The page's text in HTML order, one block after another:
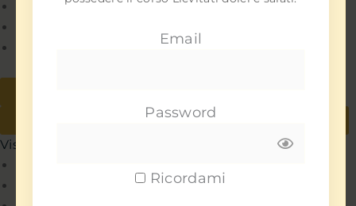
Gestisci servizi
Per saperne di più su questi scopi
Visualizza le preferenze
Visualizza le preferenze
Email
Password
Ricordami